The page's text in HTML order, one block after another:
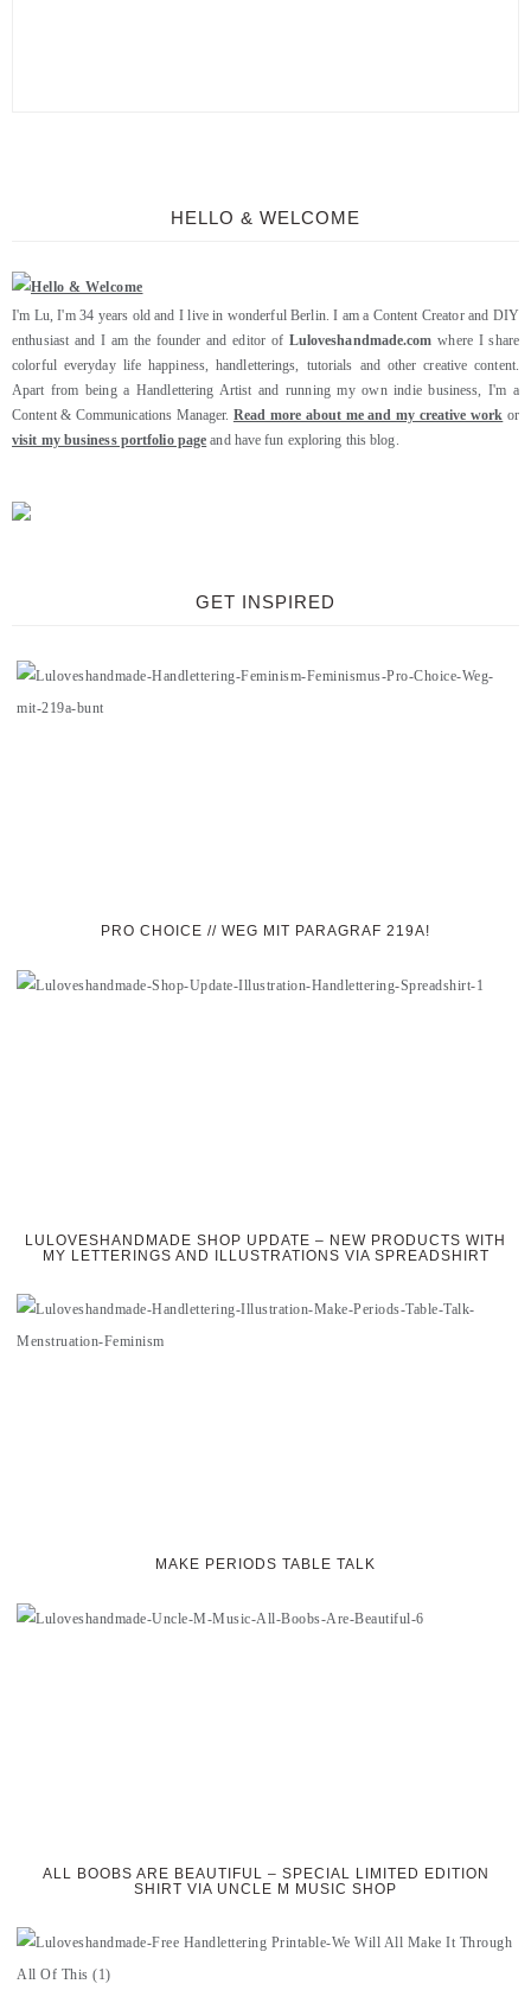
HELLO & WELCOME
I'm Lu, I'm 34 years old and I live in wonderful Berlin. I am a Content Creator and DIY
enthusiast and I am the founder and editor of Luloveshandmade.com where I share
colorful everyday life happiness, handletterings, tutorials and other creative content.
Apart from being a Handlettering Artist and running my own indie business, I'm a
Content & Communications Manager. Read more about me and my creative work or
visit my business portfolio page and have fun exploring this blog.
GET INSPIRED
PRO CHOICE // WEG MIT PARAGRAF 219A!
LULOVESHANDMADE SHOP UPDATE – NEW PRODUCTS WITH
MY LETTERINGS AND ILLUSTRATIONS VIA SPREADSHIRT
MAKE PERIODS TABLE TALK
ALL BOOBS ARE BEAUTIFUL – SPECIAL LIMITED EDITION
SHIRT VIA UNCLE M MUSIC SHOP